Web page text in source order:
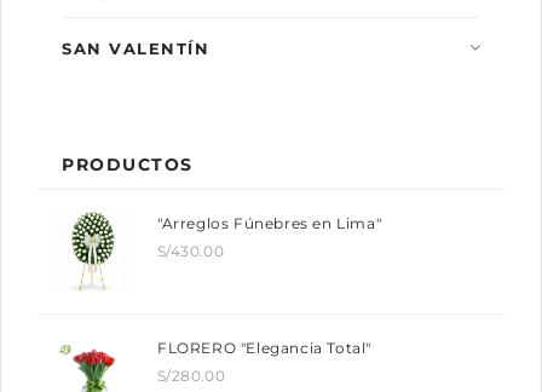
SAN VALENTÍN
PRODUCTOS
"Arreglos Fúnebres en Lima"
S/430.00
FLORERO "Elegancia Total"
S/280.00